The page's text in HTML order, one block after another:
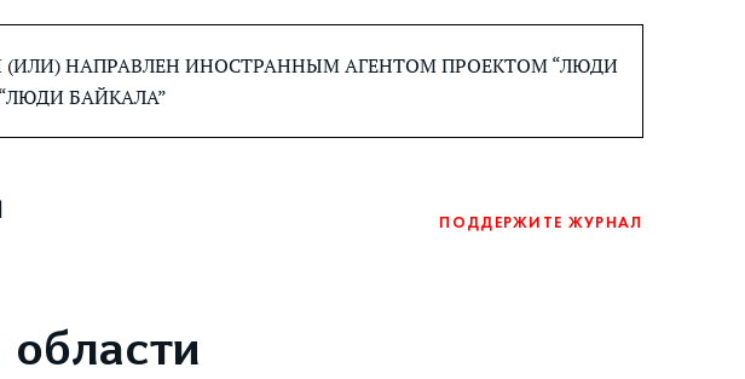
НАПРАВЛЕН ИНОСТРАННЫМ АГЕНТОМ ПРОЕКТОМ “ЛЮДИ
БАЙКАЛА”
ПОДДЕРЖИТЕ ЖУРНАЛ